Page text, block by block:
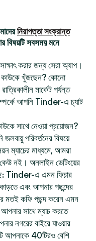
নিরাপত্তা সংক্রান্ত
বিষয়টি সবসময় মনে
করার জন্য সেরা অ্যাপ।
খুঁজছেন? কোনো
মার্কেট পর্যন্ত
আপনি Tinder-এ চ্যাট
সাথে নেওয়া প্রয়োজন?
পরিবর্তনের বিষয়ে
ম্যাচের মাধ্যমে, আমরা
নই। অনলাইন ডেটিংয়ের
Tinder-এ এমন ফিচার
এবং আপনার পছন্দের
মতই কফি পছন্দ করেন এমন
আপনার সাথে ম্যাচ করতে
নগরের বাইরে যাওয়ার
আপনাকে 40টিরও বেশি